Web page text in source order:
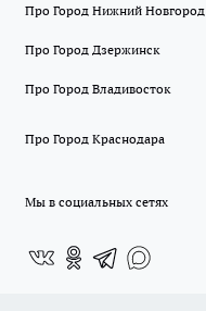
Про Город Нижний Новгород
Про Город Дзержинск
Про Город Владивосток
Про Город Краснодара
Мы в социальных сетях